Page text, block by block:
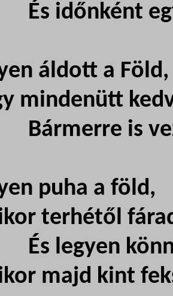
időnként egy
áldott a
mindenütt
is
puha a föld,
terhétől
legyen
majd kint